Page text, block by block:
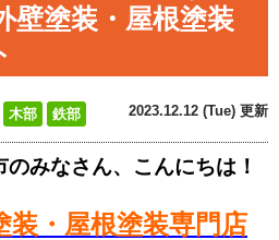
壁塗装・屋根塗装
木部 鉄部 2023.12.12 (Tue) 更新
みなさん、こんにちは！
装・屋根塗装専門店